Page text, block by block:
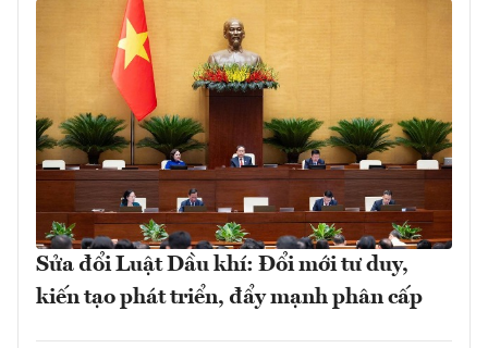
Sửa đổi Luật Dầu khí: Đổi mới tư duy,
kiến tạo phát triển, đẩy mạnh phân cấp